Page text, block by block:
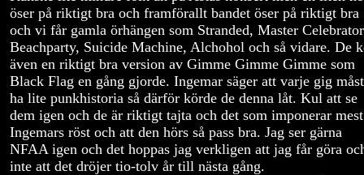
öser på riktigt bra och framförallt bandet öser på riktigt bra
och vi får gamla örhängen som Stranded, Master
Beachparty, Suicide Machine, Alchohol och så vidare. De
även en riktigt bra version av Gimme Gimme Gimme som
Black Flag en gång gjorde. Ingemar säger att varje gig
ha lite punkhistoria så därför körde de denna låt. Kul att se
dem igen och de är riktigt tajta och det som imponerar
Ingemars röst och att den hörs så pass bra. Jag ser gärna
NFAA igen och det hoppas jag verkligen att jag får göra
inte att det dröjer tio-tolv år till nästa gång.